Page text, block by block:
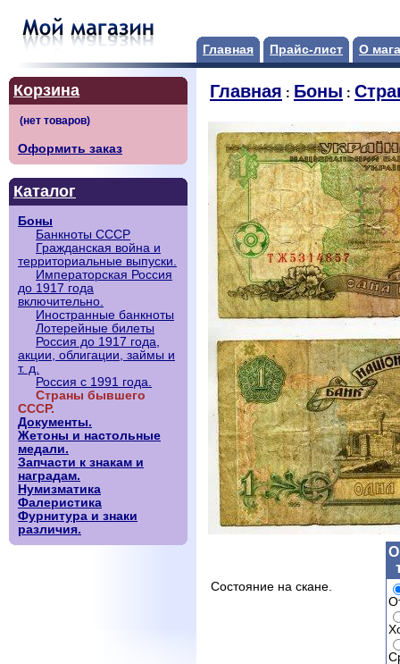
Главная Прайс-лист О
Корзина
Оформить заказ
Каталог
Боны
Банкноты СССР
Гражданская война и
территориальные выпуски.
Императорская Россия
до 1917 года
включительно.
Иностранные банкноты
Лотерейные билеты
Россия до 1917 года,
акции, облигации, займы и
т. д.
Россия с 1991 года.
Страны бывшего
СССР.
Документы.
Жетоны и настольные
медали.
Запчасти к знакам и
наградам.
Нумизматика
Фалеристика
Фурнитура и знаки
различия.
Главная : Боны :
Состояние на скане.